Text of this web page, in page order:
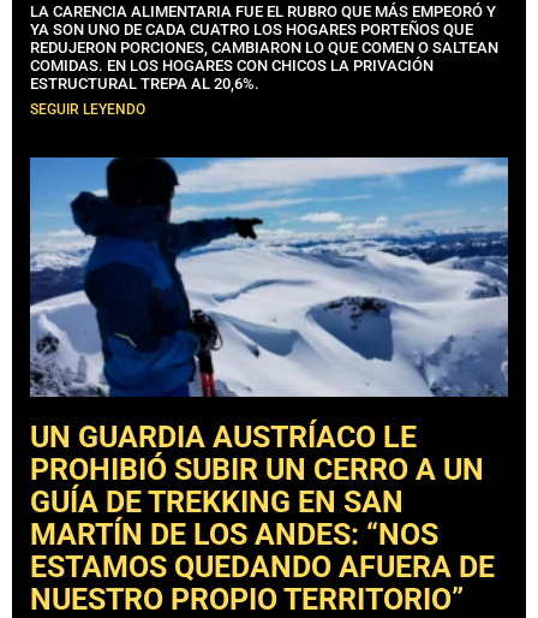
LA CARENCIA ALIMENTARIA FUE EL RUBRO QUE MÁS EMPEORÓ Y
YA SON UNO DE CADA CUATRO LOS HOGARES PORTEÑOS QUE
REDUJERON PORCIONES, CAMBIARON LO QUE COMEN O SALTEAN
COMIDAS. EN LOS HOGARES CON CHICOS LA PRIVACIÓN
ESTRUCTURAL TREPA AL 20,6%.
SEGUIR LEYENDO
UN GUARDIA AUSTRÍACO LE
PROHIBIÓ SUBIR UN CERRO A UN
GUÍA DE TREKKING EN SAN
MARTÍN DE LOS ANDES: “NOS
ESTAMOS QUEDANDO AFUERA DE
NUESTRO PROPIO TERRITORIO”